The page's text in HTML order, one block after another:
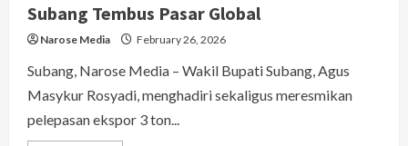
Subang Tembus Pasar Global
Narose Media February 26, 2026
Subang, Narose Media – Wakil Bupati Subang, Agus
Masykur Rosyadi, menghadiri sekaligus meresmikan
pelepasan ekspor 3 ton...